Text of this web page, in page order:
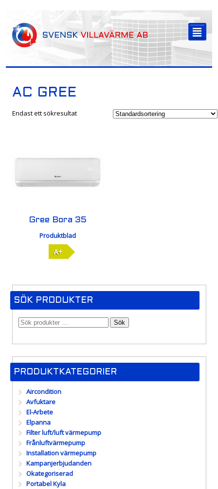
²
AC GREE
Endast ett sökresultat
Gree Bora 35
Produktblad
A+
SÖK PRODUKTER
Sök
PRODUKTKATEGORIER
Aircondition
Avfuktare
El-Arbete
Elpanna
Filter luft/luft värmepump
Frånluftvärmepump
Installation värmepump
Kampanjerbjudanden
Okategoriserad
Portabel Kyla